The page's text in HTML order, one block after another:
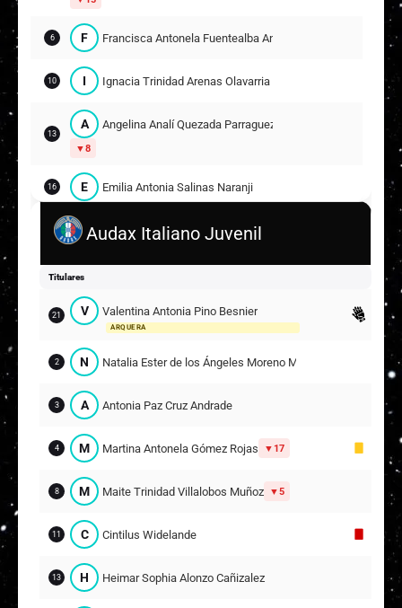
6 F Francisca Antonela Fuentealba Aniñir
10 I Ignacia Trinidad Arenas Olavarria
13
A Angelina Analí Quezada Parraguez
8
16 E Emilia Antonia Salinas Naranji
17 P Pascal Lira Ebensperger
23
B
11
Suplentes
A Antonella Maylen Molina Marambio
8
A
13
9 I Ignacia Andrea Hugas Palacios
M Maite Antonia Ferrada Conejeros
23
Audax Italiano Juvenil
Titulares
21 V Valentina Antonia Pino Besnier
ARQUERA
2 N Natalia Ester de los Ángeles Moreno Márquez
3 A Antonia Paz Cruz Andrade
4 M Martina Antonela Gómez Rojas 17
8 M Maite Trinidad Villalobos Muñoz 5
11 C Cintilus Widelande
13 H Heimar Sophia Alonzo Cañizalez